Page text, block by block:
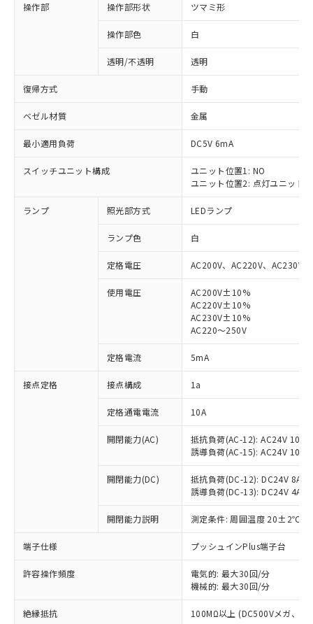
操作部 操作部形状 ツマミ形
操作部色 白
透明/不透明 透明
復帰方式 手動
ベゼル材質 金属
最小適用負荷 DC5V 6mA
スイッチユニット構成
ユニット位置1: NO
ユニット位置2: 点灯ユニット
ランプ 照光部方式 LEDランプ
ランプ色 白
定格電圧 AC200V、AC220V、AC230V
使用電圧
AC200V±10%
AC220V±10%
AC230V±10%
AC220～250V
定格電流 5mA
接点定格 接点構成 1a
定格通電電流 10A
開閉能力(AC)
抵抗負荷(AC-12): AC24V 10A/
誘導負荷(AC-15): AC24V
開閉能力(DC)
抵抗負荷(DC-12): DC24V 8A/
誘導負荷(DC-13): DC24V 4A/
開閉能力説明 測定条件: 周囲温度 20±2℃、
端子仕様 プッシュインPlus端子台
許容操作頻度
電気的: 最大30回/分
機械的: 最大30回/分
絶縁抵抗 100MΩ以上 (DC500Vメガ、点
ご利用条件
以下の条件をお読みいただき、同意のうえ
ご利用ください。
商品の当社在庫状況および標準価格
(税抜)を提供させていただくもので
当社制御機器事業取扱商品の中には、
本サービスの対象外となる商品もある
ことをご了承ください。
在庫状況および標準価格照会結果は、
記載している更新日時点での社内デー
タに基づき作成されるものであり、閲
覧された時点での実際の在庫および標
対応済み：EU RoHS指令（10物質）の
非含有に対応した製品が提供可能な商品で
対応予定：EU RoHS指令（10物質）の非含
有に対応した製品に切り替える予定のある
対応予定なし：EU RoHS指令（10物質）の
非含有に非対応の商品で、対応品を出す予
調査・確認中：EU RoHS指令（10物質）の
非含有の対応状況を調査中または確認中の
非該当品：ライセンス料など無形物で、有
害物質有無と関係のない商品です。
仕入先様の事情により、非含有部品として
いたものが、含有品と判明した場合などや
むを得ず変更することがあります。
ミウム(Cd) 100ppm以下、
※1 中国RoHS○×表
「○」：最大均質材料含有率が中国RoHSの
基準値以下であることを示します。
「×」：最大均質材料含有率が中国RoHSの
基準値を超えていることを示します。
「－」：未確認です。当社販売部門へお問
い合わせください。
*中国RoHS10物質の基準値 (GB/T26572)：
Pb(鉛) :1000ppm、 Hg(水銀) : 1000ppm、 Cd(カドミウ
当社は、これら貴社製品のうち、外国
為替および外国貿易法に定める商品
（以下｢規制貨物等」という）を輸出
または国外への提供する場合は、日本
国政府の輸出許可(または役務取引許